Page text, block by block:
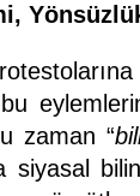
zaman “
siyasal